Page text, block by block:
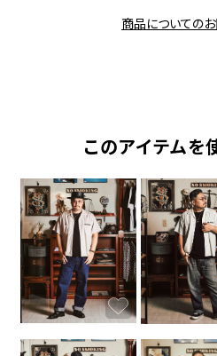
商品についての
このアイテムを